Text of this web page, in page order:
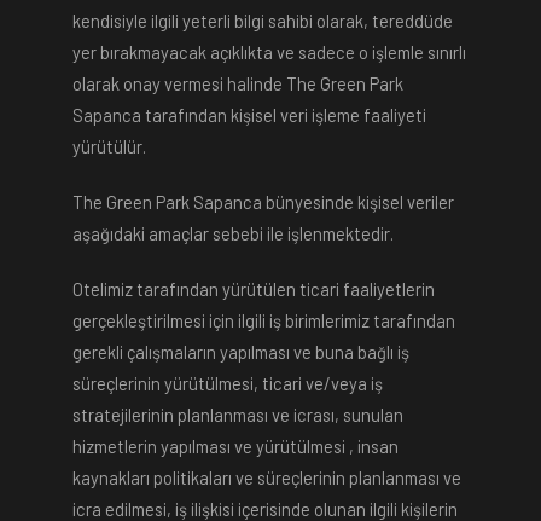
kendisiyle ilgili yeterli bilgi sahibi olarak, tereddüde
yer bırakmayacak açıklıkta ve sadece o işlemle sınırlı
olarak onay vermesi halinde The Green Park
Sapanca tarafından kişisel veri işleme faaliyeti
yürütülür.
The Green Park Sapanca bünyesinde kişisel veriler
aşağıdaki amaçlar sebebi ile işlenmektedir.
Otelimiz tarafından yürütülen ticari faaliyetlerin
gerçekleştirilmesi için ilgili iş birimlerimiz tarafından
gerekli çalışmaların yapılması ve buna bağlı iş
süreçlerinin yürütülmesi, ticari ve/veya iş
stratejilerinin planlanması ve icrası, sunulan
hizmetlerin yapılması ve yürütülmesi , insan
kaynakları politikaları ve süreçlerinin planlanması ve
icra edilmesi, iş ilişkisi içerisinde olunan ilgili kişilerin